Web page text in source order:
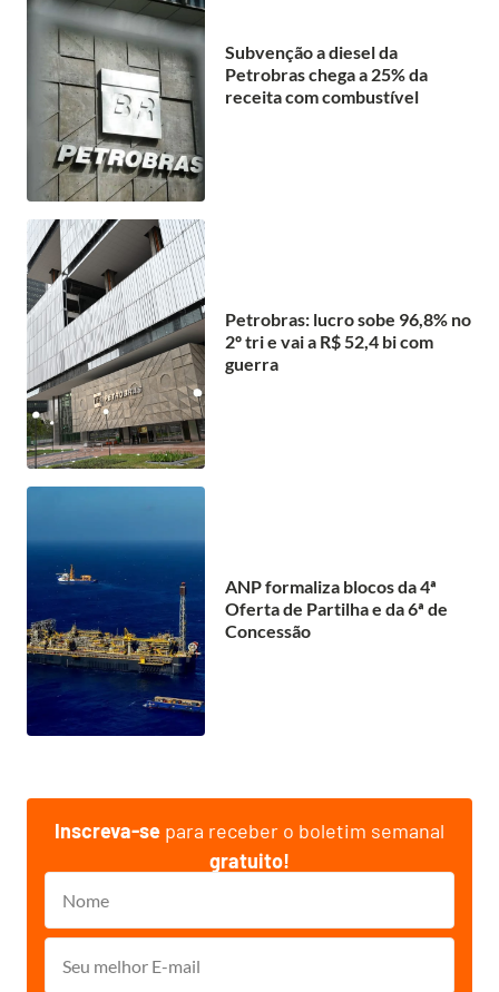
Subvenção a diesel da
Petrobras chega a 25% da
receita com combustível
Petrobras: lucro sobe 96,8% no
2º tri e vai a R$ 52,4 bi com
guerra
ANP formaliza blocos da 4ª
Oferta de Partilha e da 6ª de
Concessão
Inscreva-se para receber o boletim semanal
gratuito!